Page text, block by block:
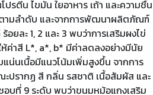
รตีน ไขมัน ใยอาหาร เถ้า และความชื้น
ตามลำดับ และจากการพัฒนาผลิตภัณฑ์
ยละ 1, 2 และ 3 พบว่าการเสริมผงไข่
ค่าสี L*, a*, b* มีค่าลดลงอย่างมีนัย
น่นเนื้อมีแนวโน้มเพิ่มสูงขึ้น จากการ
ปรากฏ สี กลิ่น รสชาติ เนื้อสัมผัส และ
อบที่ 9 ระดับ พบว่าขนมหม้อแกงเสริม